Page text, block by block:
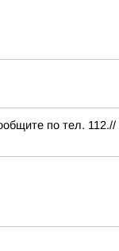
по тел. 112.//